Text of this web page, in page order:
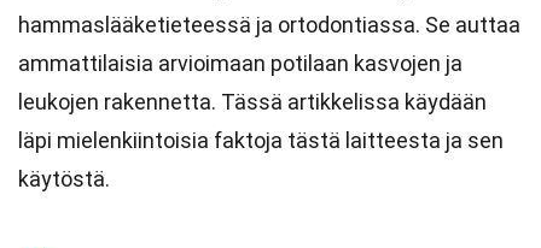
hammaslääketieteessä ja ortodontiassa. Se auttaa
ammattilaisia arvioimaan potilaan kasvojen ja
leukojen rakennetta. Tässä artikkelissa käydään
läpi mielenkiintoisia faktoja tästä laitteesta ja sen
käytöstä.